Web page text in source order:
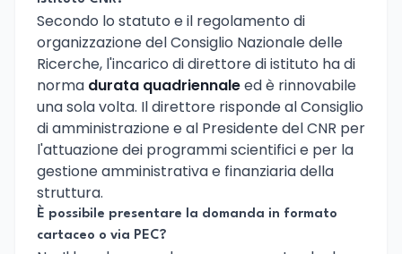
Secondo lo statuto e il regolamento di
organizzazione del Consiglio Nazionale delle
Ricerche, l'incarico di direttore di istituto ha di
norma durata quadriennaleed è rinnovabile
una sola volta. Il direttore risponde al Consiglio
di amministrazione e al Presidente del CNR per
l'attuazione dei programmi scientifici e per la
gestione amministrativa e finanziaria della
struttura.
È possibile presentare la domanda in formato
cartaceo o via PEC?